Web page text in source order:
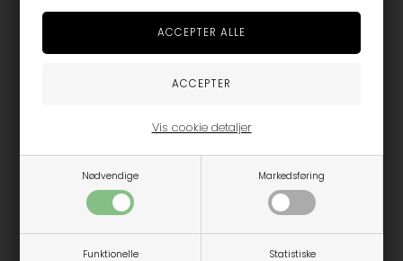
Nødvendige Markedsføring
Funktionelle Statistiske
Vis cookie detaljer
-50%
74
Hummel - Flyverdragt -
-50%
92 98
Hummel - Vinterjakke -